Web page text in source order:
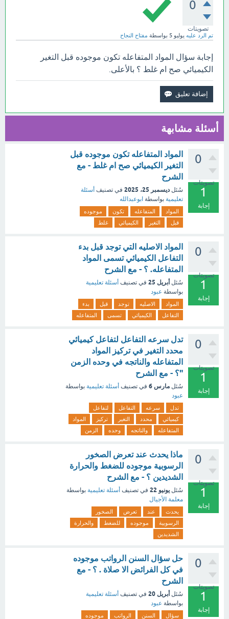
0
تصويتات
تم الرد عليه يوليو 5 بواسطة مفتاح النجاح
إجابة سؤال المواد المتفاعله تكون موجوده قبل التغير
الكيميائي صح ام غلط ؟ بالأعلى.
أسئلة مشابهة
0
تصويتات
1
إجابة
المواد المتفاعله تكون موجوده قبل
التغير الكيميائي صح ام غلط - مع
الشرح
سُئل ديسمبر 25، 2025 في تصنيف أسئلة
تعليمية بواسطة ابوعبدالله
المواد المتفاعله تكون
موجوده
قبل
التغير الكيميائي غلط
0
تصويتات
1
إجابة
المواد الاصليه التي توجد قبل بدء
التفاعل الكيميائي تسمى المواد
المتفاعله. ؟ - مع الشرح
سُئل أبريل 25 في تصنيف أسئلة تعليمية
بواسطة عبود
المواد الاصليه توجد قبل
بدء
التفاعل
الكيميائي تسمى المتفاعله
0
تصويتات
1
إجابة
تدل سرعه التفاعل لتفاعل كيميائي
محدد التغير في تركيز المواد
المتفاعله والناتجه في وحده الزمن
"؟ - مع الشرح
سُئل مارس 6 في تصنيف أسئلة تعليمية بواسطة
عبود
تدل سرعه التفاعل
لتفاعل
كيميائي
محدد التغير تركيز
المواد
المتفاعله
والناتجه وحده الزمن
0
تصويتات
1
إجابة
ماذا يحدث عند تعرض الصخور
الرسوبية موجوده للضغط والحرارة
الشديدين ؟ - مع الشرح
سُئل يونيو 22 في تصنيف أسئلة تعليمية بواسطة
معلمة الأجيال
يحدث عند تعرض
الصخور
الرسوبية
موجوده للضغط
والحرارة
الشديدين
0
تصويتات
1
إجابة
حل سؤال السنن الرواتب موجوده
في كل الفرائض الا صلاة . ؟ - مع
الشرح
سُئل أبريل 20 في تصنيف أسئلة تعليمية
بواسطة عبود
سؤال السنن الرواتب
موجوده